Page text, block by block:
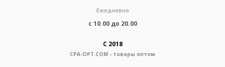
Ежедневно
с 10.00 до 20.00
С 2018
CPA-OPT.COM - товары оптом